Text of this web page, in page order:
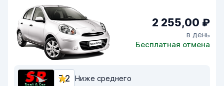
2 255,00 ₽
в день
Бесплатная отмена
7,2 Ниже среднего